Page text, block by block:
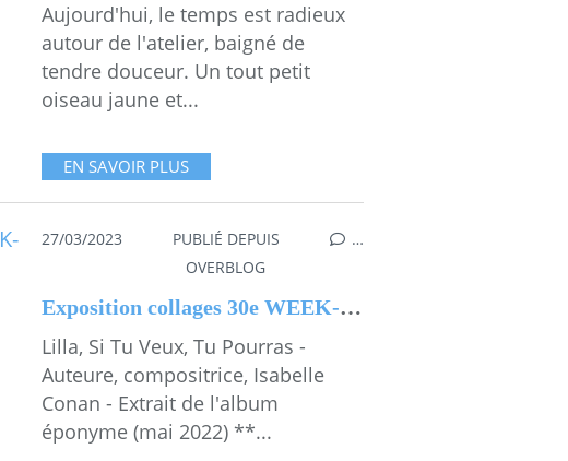
Aujourd'hui, le temps est radieux
autour de l'atelier, baigné de
tendre douceur. Un tout petit
oiseau jaune et...
EN SAVOIR PLUS
EPURE HUMANITÉ EXPOS,MESGAMMES ONENPARLE
27/03/2023
PUBLIÉ DEPUIS
OVERBLOG
…
Exposition collages 30e WEEK-END DES ARTS de CHALLANS 24-26 mars 2023
Lilla, Si Tu Veux, Tu Pourras -
Auteure, compositrice, Isabelle
Conan - Extrait de l'album
éponyme (mai 2022) **...